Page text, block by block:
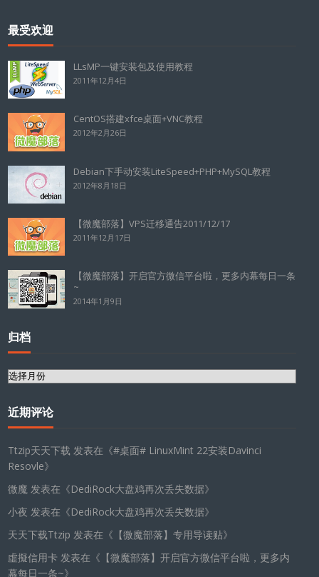
最受欢迎
LLsMP一键安装包及使用教程
2011年12月4日
CentOS搭建xfce桌面+VNC教程
2012年2月26日
Debian下手动安装LiteSpeed+PHP+MySQL教程
2012年8月18日
【微魔部落】VPS迁移通告2011/12/17
2011年12月17日
【微魔部落】开启官方微信平台啦，更多内幕每日一条
~
2014年1月9日
归档
归
近期评论
Ttzip天天下载 发表在《#桌面# LinuxMint 22安装Davinci
Resovle》
微魔 发表在《DediRock大盘鸡再次丢失数据》
小夜 发表在《DediRock大盘鸡再次丢失数据》
天天下载Ttzip 发表在《 【微魔部落】专用导读贴》
虛擬信用卡 发表在《 【微魔部落】开启官方微信平台啦，更多内
幕每日一条~》